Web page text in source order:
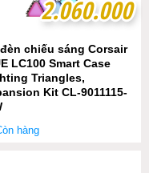
2.060.000
2.060.000
chiếu sáng Corsair
LC100 Smart Case
Triangles,
Kit CL-9011115-
hàng